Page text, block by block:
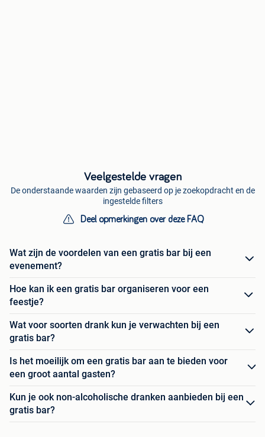
Veelgestelde vragen
De onderstaande waarden zijn gebaseerd op je zoekopdracht en de
ingestelde filters
Deel opmerkingen over deze FAQ
Wat zijn de voordelen van een gratis bar bij een
evenement?
Hoe kan ik een gratis bar organiseren voor een
feestje?
Wat voor soorten drank kun je verwachten bij een
gratis bar?
Is het moeilijk om een gratis bar aan te bieden voor
een groot aantal gasten?
Kun je ook non-alcoholische dranken aanbieden bij een
gratis bar?